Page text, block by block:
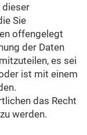
dieser
Sie
offengelegt
der Daten
es sei
ist mit einem
das Recht
werden.